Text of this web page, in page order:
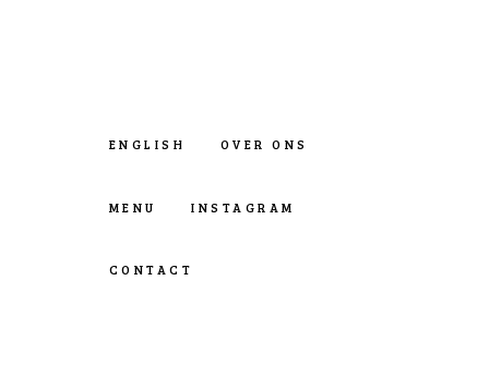
ENGLISH OVER ONS
MENU INSTAGRAM
CONTACT